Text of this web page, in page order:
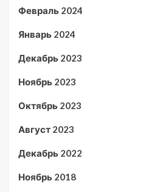
Февраль 2024
Январь 2024
Декабрь 2023
Ноябрь 2023
Октябрь 2023
Август 2023
Декабрь 2022
Ноябрь 2018